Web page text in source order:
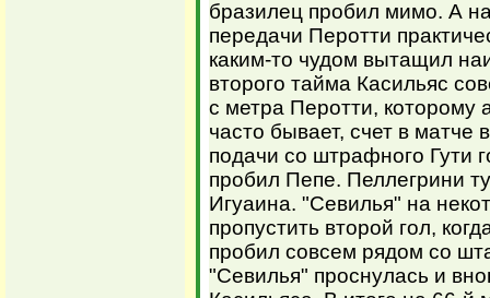
бразилец пробил мимо. А
передачи Перотти
каким-то чудом вытащил
второго тайма Касильяс
с метра Перотти, которому
часто бывает, счет в
подачи со штрафного Гути
пробил Пепе. Пеллегрини
Игуаина. "Севилья" на
пропустить второй гол,
пробил совсем рядом со
"Севилья" проснулась и